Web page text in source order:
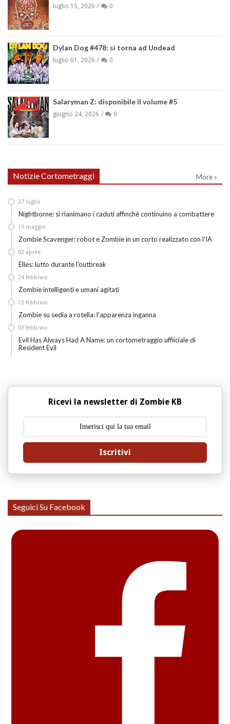
luglio 15, 2026 0
Dylan Dog #478: si torna ad Undead
luglio 01, 2026 0
Salaryman Z: disponibile il volume #5
giugno 24, 2026 0
Notizie Cortometraggi More »
Nightborne: si rianimano i caduti affinchè continuino a combattere
27 luglio
Zombie Scavenger: robot e Zombie in un corto realizzato con l'IA
19 maggio
Elles: lutto durante l'outbreak
02 aprile
Zombie intelligenti e umani agitati
24 febbraio
Zombie su sedia a rotella: l'apparenza inganna
13 febbraio
Evil Has Always Had A Name: un cortometraggio uffiiciale di
Resident Evil
03 febbraio
Ricevi la newsletter di Zombie KB
Iscritivi
Seguici Su Facebook